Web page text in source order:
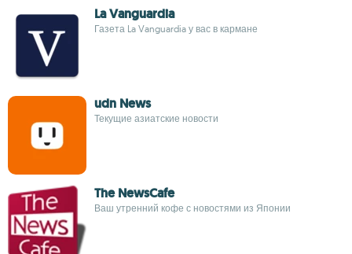
La Vanguardia
Газета La Vanguardia у вас в кармане
udn News
Текущие азиатские новости
The NewsCafe
Ваш утренний кофе с новостями из Японии